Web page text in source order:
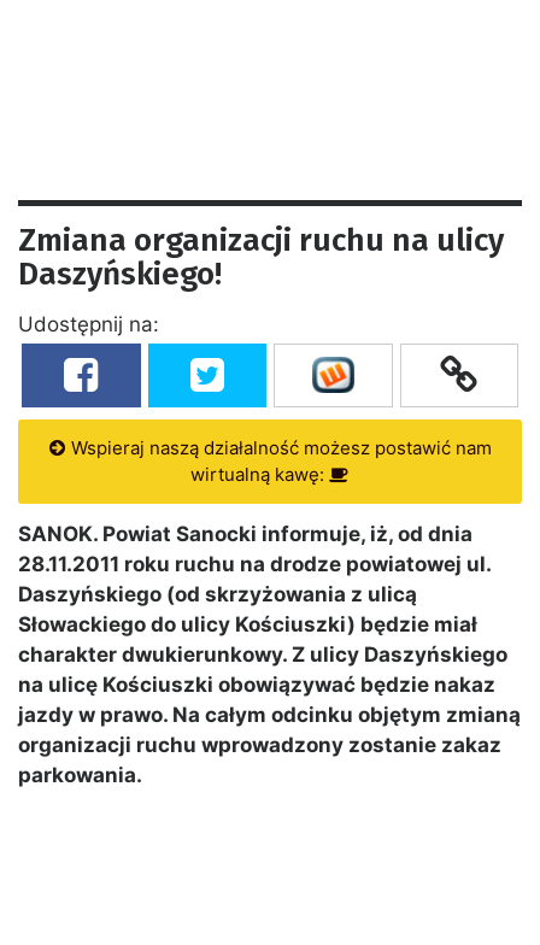
Zmiana organizacji ruchu na ulicy
Daszyńskiego!
Udostępnij na:
Wspieraj naszą działalność możesz postawić nam
wirtualną kawę:
SANOK. Powiat Sanocki informuje, iż, od dnia
28.11.2011 roku ruchu na drodze powiatowej ul.
Daszyńskiego (od skrzyżowania z ulicą
Słowackiego do ulicy Kościuszki) będzie miał
charakter dwukierunkowy. Z ulicy Daszyńskiego
na ulicę Kościuszki obowiązywać będzie nakaz
jazdy w prawo. Na całym odcinku objętym zmianą
organizacji ruchu wprowadzony zostanie zakaz
parkowania.